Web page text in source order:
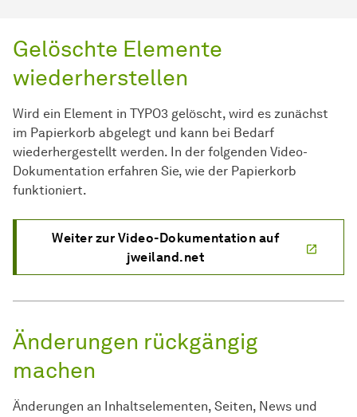
Gelöschte Elemente
wiederherstellen
Wird ein Element in TYPO3 gelöscht, wird es zunächst
im Papierkorb abgelegt und kann bei Bedarf
wiederhergestellt werden. In der folgenden Video-
Dokumentation erfahren Sie, wie der Papierkorb
funktioniert.
Weiter zur Video-Dokumentation auf
jweiland.net
Änderungen rückgängig
machen
Änderungen an Inhaltselementen, Seiten, News und